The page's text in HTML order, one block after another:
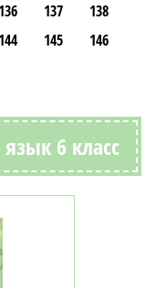
136 137
138
144 145
146
6 класс